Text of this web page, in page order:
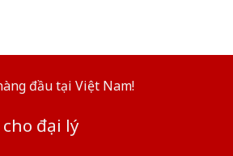
đầu tại Việt Nam!
đại lý